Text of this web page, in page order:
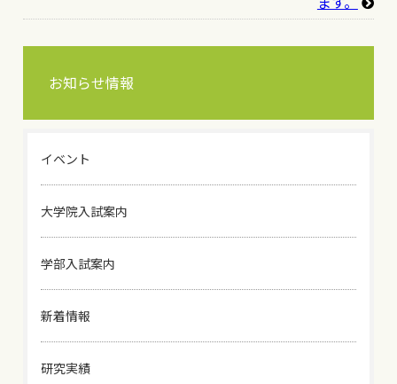
お知らせ情報
イベント
大学院入試案内
学部入試案内
新着情報
研究実績